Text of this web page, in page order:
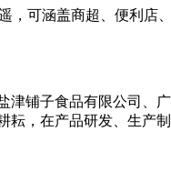
，可涵盖商超、便利店
津铺子食品有限公司、
耘，在产品研发、生产